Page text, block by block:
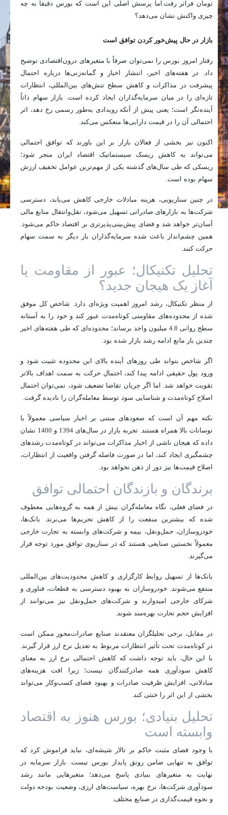
تومان فراتر رفت.اما پرسش اصلی این است که بورس دقیقاً به چه
چیزی واکنش نشان می‌دهد؟
بازار در حال پیش‌خور کردن توافق است
رفتار امروز بورس را نمی‌توان صرفاً با متغیرهای درون‌اقتصادی توضیح
داد. در هفته‌های اخیر، انتشار اخبار و گمانه‌زنی‌ها درباره احتمال
پیشرفت در مذاکرات و کاهش سطح تنش‌های بین‌المللی، انتظارات
تازه‌ای را در میان سرمایه‌گذاران ایجاد کرده است. بازار سهام ذاتاً
آینده‌نگر است؛ یعنی پیش از آنکه رویدادی به‌طور رسمی رخ دهد، اثر
احتمالی آن را در قیمت دارایی‌ها منعکس می‌کند.
اکنون نیز بخشی از فعالان بازار بر این باورند که توافق احتمالی
می‌تواند به کاهش ریسک سیستماتیک اقتصاد ایران منجر شود؛
ریسکی که طی سال‌های گذشته یکی از مهم‌ترین عوامل تخفیف ارزش
سهام بوده است.
در چنین سناریویی، هزینه مبادلات خارجی کاهش می‌یابد، دسترسی
شرکت‌ها به بازارهای صادراتی تسهیل می‌شود، نقل‌وانتقال منابع مالی
آسان‌تر خواهد شد و فضای پیش‌بینی‌پذیرتری بر اقتصاد حاکم می‌شود.
همین چشم‌انداز باعث شده سرمایه‌گذاران بار دیگر به سمت سهام
حرکت کنند.
تحلیل تکنیکال؛ عبور از مقاومت یا
آغاز یک هیجان جدید؟
از منظر تکنیکال، رشد امروز اهمیت ویژه‌ای دارد. شاخص کل موفق
شده از محدوده‌های مقاومتی کوتاه‌مدت عبور کند و خود را به آستانه
سطح روانی 4.8 میلیون واحد برساند؛ محدوده‌ای که طی هفته‌های اخیر
چندین بار مانع ادامه رشد بازار شده بود.
اگر شاخص بتواند طی روزهای آینده بالای این محدوده تثبیت شود و
ورود پول حقیقی ادامه پیدا کند، احتمال حرکت به سمت اهداف بالاتر
تقویت خواهد شد. اما اگر جریان تقاضا تضعیف شود، نمی‌توان احتمال
اصلاح کوتاه‌مدت و شناسایی سود توسط معامله‌گران را نادیده گرفت.
نکته مهم آن است که صعودهای مبتنی بر اخبار سیاسی معمولاً با
نوسانات بالا همراه هستند. تجربه بازار در سال‌های 1394 و 1400 نشان
داده که هیجان ناشی از اخبار مذاکرات می‌تواند در کوتاه‌مدت رشدهای
چشمگیری ایجاد کند، اما در صورت فاصله گرفتن واقعیت از انتظارات،
اصلاح قیمت‌ها نیز دور از ذهن نخواهد بود.
برندگان و بازندگان احتمالی توافق
در فضای فعلی، نگاه معامله‌گران بیش از همه به گروه‌هایی معطوف
شده که بیشترین منفعت را از کاهش تحریم‌ها می‌برند. بانک‌ها،
خودروسازان، حمل‌ونقل، بیمه و شرکت‌های وابسته به تجارت خارجی
معمولاً نخستین صنایعی هستند که در سناریوی توافق مورد توجه قرار
می‌گیرند.
بانک‌ها از تسهیل روابط کارگزاری و کاهش محدودیت‌های بین‌المللی
منتفع می‌شوند. خودروسازان به بهبود دسترسی به قطعات، فناوری و
شرکای خارجی امیدوارند و شرکت‌های حمل‌ونقل نیز می‌توانند از
افزایش حجم تجارت بهره‌مند شوند.
در مقابل، برخی تحلیلگران معتقدند صنایع صادرات‌محور ممکن است
در کوتاه‌مدت تحت تأثیر انتظارات مربوط به تعدیل نرخ ارز قرار گیرند.
با این حال، باید توجه داشت که کاهش احتمالی نرخ ارز به معنای
کاهش سودآوری همه صادرکنندگان نیست؛ زیرا افت هزینه‌های
مبادلاتی، افزایش ظرفیت صادرات و بهبود فضای کسب‌وکار می‌تواند
بخشی از این اثر را خنثی کند.
تحلیل بنیادی؛ بورس هنوز به اقتصاد
وابسته است
با وجود فضای مثبت حاکم بر تالار شیشه‌ای، نباید فراموش کرد که
توافق به تنهایی ضامن رونق پایدار بورس نیست. بازار سرمایه در
نهایت به متغیرهای بنیادی پاسخ می‌دهد؛ متغیرهایی مانند رشد
سودآوری شرکت‌ها، نرخ بهره، سیاست‌های ارزی، وضعیت بودجه دولت
و نحوه قیمت‌گذاری در صنایع مختلف.